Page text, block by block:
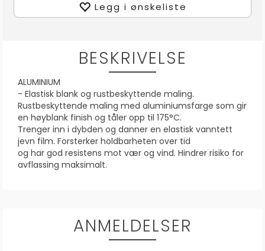
Legg i ønskeliste
BESKRIVELSE
ALUMINIUM
- Elastisk blank og rustbeskyttende maling.
Rustbeskyttende maling med aluminiumsfarge som gir
en høyblank finish og tåler opp til 175°C.
Trenger inn i dybden og danner en elastisk vanntett
jevn film. Forsterker holdbarheten over tid
og har god resistens mot vær og vind. Hindrer risiko for
avflassing maksimalt.
ANMELDELSER